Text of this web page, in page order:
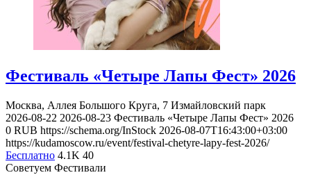
Фестиваль «Четыре Лапы Фест» 2026
Москва, Аллея Большого Круга, 7 Измайловский парк
2026-08-22 2026-08-23 Фестиваль «Четыре Лапы Фест» 2026
0 RUB https://schema.org/InStock 2026-08-07T16:43:00+03:00
https://kudamoscow.ru/event/festival-chetyre-lapy-fest-2026/
Бесплатно 4.1K 40
Советуем Фестивали